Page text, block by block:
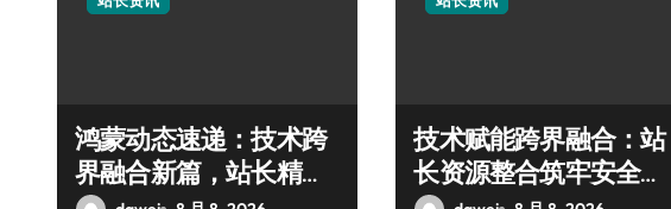
鸿蒙动态速递：技术跨
界融合新篇，站长精选
技术赋能跨界融合：站
长资源整合筑牢安全科